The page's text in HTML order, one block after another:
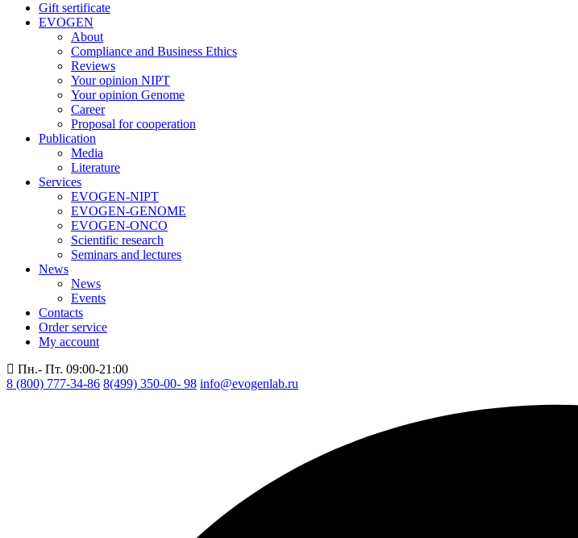
Gift sertificate
EVOGEN
About
Compliance and Business Ethics
Reviews
Your opinion NIPT
Your opinion Genome
Career
Proposal for cooperation
Publication
Media
Literature
Services
EVOGEN-NIPT
EVOGEN-GENOME
EVOGEN-ONCO
Scientific research
Seminars and lectures
News
News
Events
Contacts
Order service
My account
Пн.- Пт. 09:00-21:00
8 (800) 777-34-86 8(499) 350-00- 98 info@evogenlab.ru